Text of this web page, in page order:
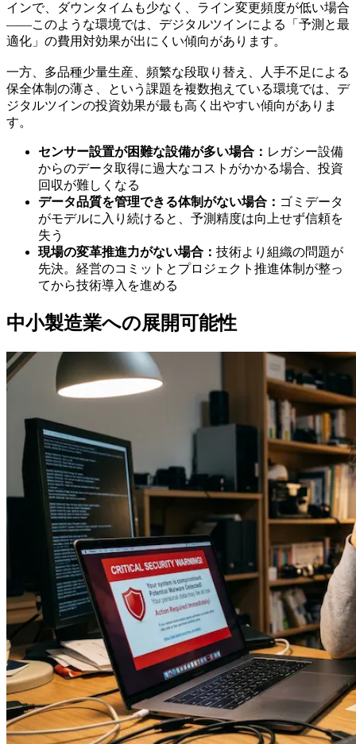
インで、ダウンタイムも少なく、ライン変更頻度が低い場合
——このような環境では、デジタルツインによる「予測と最
適化」の費用対効果が出にくい傾向があります。
一方、多品種少量生産、頻繁な段取り替え、人手不足による
保全体制の薄さ、という課題を複数抱えている環境では、デ
ジタルツインの投資効果が最も高く出やすい傾向がありま
す。
センサー設置が困難な設備が多い場合： レガシー設備
からのデータ取得に過大なコストがかかる場合、投資
回収が難しくなる
データ品質を管理できる体制がない場合： ゴミデータ
がモデルに入り続けると、予測精度は向上せず信頼を
失う
現場の変革推進力がない場合： 技術より組織の問題が
先決。経営のコミットとプロジェクト推進体制が整っ
てから技術導入を進める
中小製造業への展開可能性